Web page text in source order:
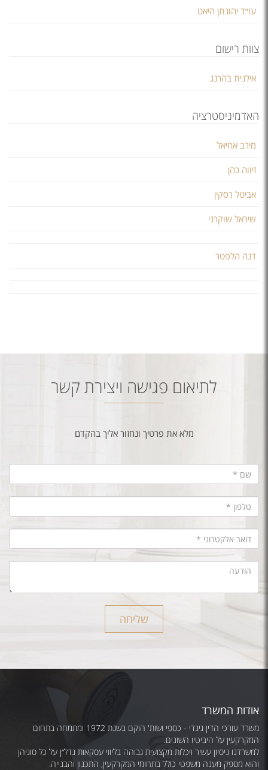
עו״ד יהונתן היאט
צוות רישום
אילנית בהרנג
האדמיניסטרציה
מירב אחיאל
זיווה כהן
אביטל רסקין
שיראל שוקרני
דנה הלפטר
לתיאום פגישה ויצירת קשר
מלא את פרטיך ונחזור אליך בהקדם
שליחה
אודות המשרד
משרד עורכי הדין גינדי - כספי ושות' הוקם בשנת 1972 ומתמחה בתחום
המקרקעין על היביטיו השונים.
למשרדנו ניסיון עשיר ויכלות מקצועית גבוהה בליווי עסקאות נדל״ן על כל סוגיהן
והוא מספק מענה משפטי כולל בתחומי המקרקעין, התכנון והבנייה.